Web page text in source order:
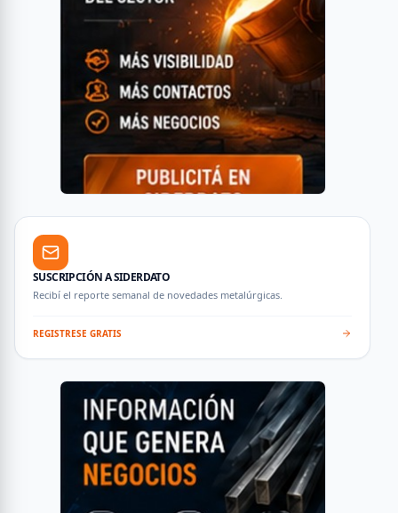
SUSCRIPCIÓN A SIDERDATO
Recibí el reporte semanal de novedades metalúrgicas.
REGISTRESE GRATIS